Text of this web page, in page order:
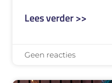
Lees verder >>
Geen reacties